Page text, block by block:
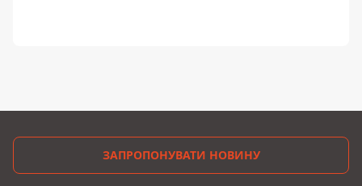
ЗАПРОПОНУВАТИ НОВИНУ